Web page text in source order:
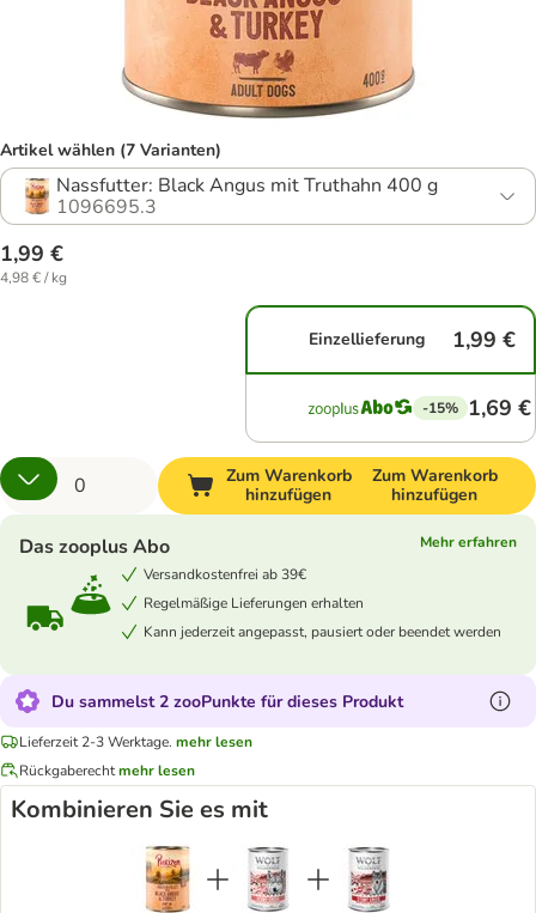
Artikel wählen (7 Varianten)
Nassfutter: Black Angus mit Truthahn 400 g
1096695.3
1,99 €
4,98 € / kg
Einzellieferung 1,99 €
-15% 1,69 €
Zum Warenkorb
hinzufügen
Zum Warenkorb
hinzufügen
Das zooplus Abo
Mehr erfahren
Versandkostenfrei ab 39€
Regelmäßige Lieferungen erhalten
Kann jederzeit angepasst, pausiert oder beendet werden
Du sammelst 2 zooPunkte für dieses Produkt
Lieferzeit 2-3 Werktage. mehr lesen
Rückgaberechtmehr lesen
Kombinieren Sie es mit